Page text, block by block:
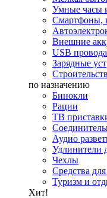
Умные часы
Смартфоны,
Внешние
USB провода
Зарядные
по назначению
Бинокли
Рации
ТВ
Аудио
Удлинители
Чехлы
Средства
Туризм и
Хит!